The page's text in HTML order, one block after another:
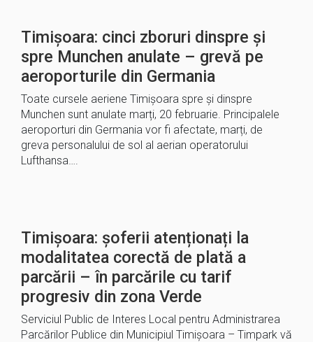
Timișoara: cinci zboruri dinspre și
spre Munchen anulate – grevă pe
aeroporturile din Germania
Toate cursele aeriene Timișoara spre și dinspre
Munchen sunt anulate marți, 20 februarie. Principalele
aeroporturi din Germania vor fi afectate, marți, de
greva personalului de sol al aerian operatorului
Lufthansa….
Timișoara: șoferii atenționați la
modalitatea corectă de plată a
parcării – în parcările cu tarif
progresiv din zona Verde
Serviciul Public de Interes Local pentru Administrarea
Parcărilor Publice din Municipiul Timișoara – Timpark vă